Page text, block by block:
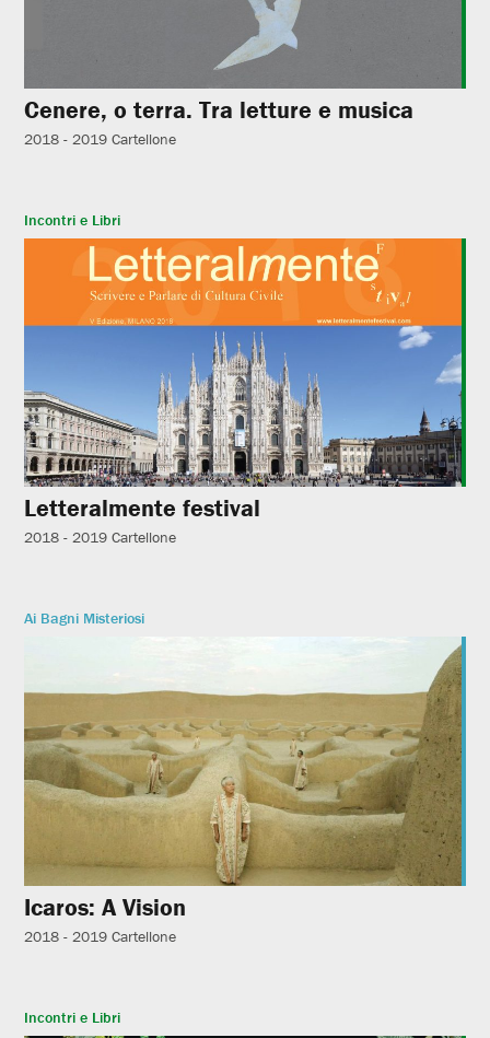
Cenere, o terra. Tra letture e musica
2018 - 2019 Cartellone
Incontri e Libri
Letteralmente festival
2018 - 2019 Cartellone
Ai Bagni Misteriosi
Icaros: A Vision
2018 - 2019 Cartellone
Incontri e Libri